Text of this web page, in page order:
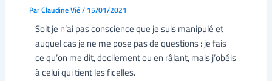
ParClaudine Vié/ 15/01/2021
Soit je n’ai pas conscience que je suis manipulé et
auquel cas je ne me pose pas de questions : je fais
ce qu’on me dit, docilement ou en râlant, mais j’obéis
à celui qui tient les ficelles.